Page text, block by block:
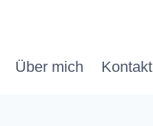
Über mich Kontakt